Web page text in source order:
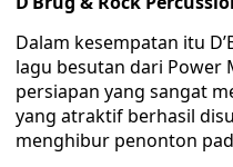
Dalam kesempatan itu
lagu besutan dari Power
persiapan yang sangat
yang atraktif berhasil
menghibur penonton